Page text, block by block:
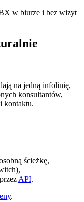
w biurze i bez wizyt
na jedną infolinię,
konsultantów,
kontaktu.
ścieżkę,
API.
.